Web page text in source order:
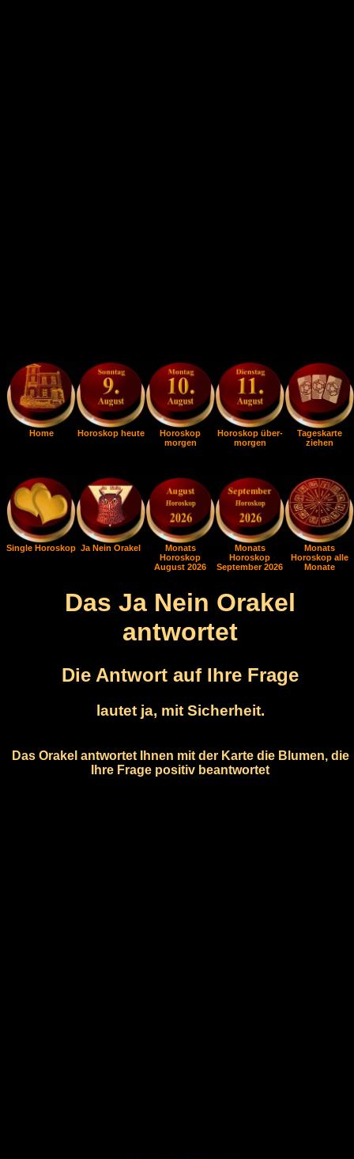
Home Horoskop heute
Horoskop
morgen
Horoskop über-
morgen
Tageskarte
ziehen
Single Horoskop Ja Nein Orakel
Monats
Horoskop
August 2026
Monats
Horoskop
September 2026
Monats
Horoskop alle
Monate
Das Ja Nein Orakel
antwortet
Die Antwort auf Ihre Frage
lautet ja, mit Sicherheit.
Das Orakel antwortet Ihnen mit der Karte die Blumen, die
Ihre Frage positiv beantwortet